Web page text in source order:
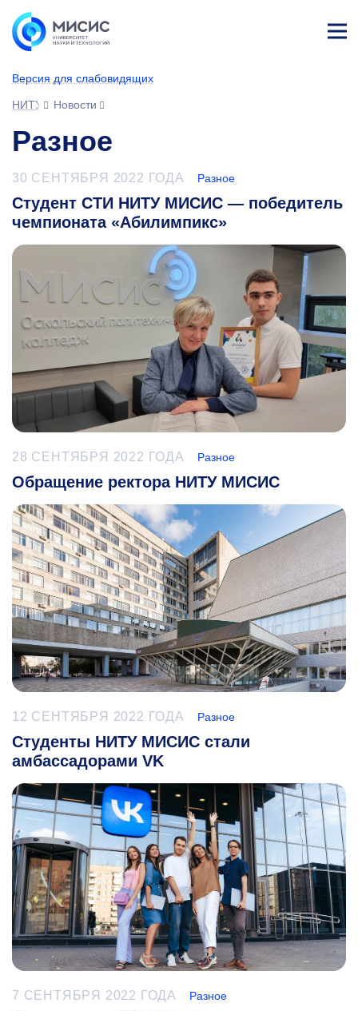
Версия для слабовидящих
НИТУ МИСИС
Новости
Разное
30 СЕНТЯБРЯ 2022 ГОДА Разное
Студент СТИ НИТУ МИСИС — победитель
чемпионата «Абилимпикс»
28 СЕНТЯБРЯ 2022 ГОДА Разное
Обращение ректора НИТУ МИСИС
12 СЕНТЯБРЯ 2022 ГОДА Разное
Студенты НИТУ МИСИС стали
амбассадорами VK
7 СЕНТЯБРЯ 2022 ГОДА Разное